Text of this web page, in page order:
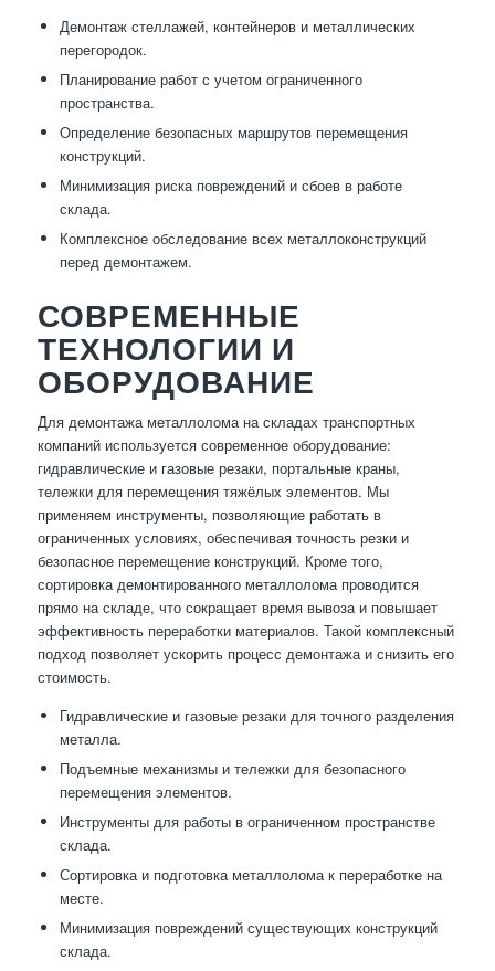
Демонтаж стеллажей, контейнеров и металлических
перегородок.
Планирование работ с учетом ограниченного
пространства.
Определение безопасных маршрутов перемещения
конструкций.
Минимизация риска повреждений и сбоев в работе
склада.
Комплексное обследование всех металлоконструкций
перед демонтажем.
СОВРЕМЕННЫЕ
ТЕХНОЛОГИИ И
ОБОРУДОВАНИЕ
Для демонтажа металлолома на складах транспортных
компаний используется современное оборудование:
гидравлические и газовые резаки, портальные краны,
тележки для перемещения тяжёлых элементов. Мы
применяем инструменты, позволяющие работать в
ограниченных условиях, обеспечивая точность резки и
безопасное перемещение конструкций. Кроме того,
сортировка демонтированного металлолома проводится
прямо на складе, что сокращает время вывоза и повышает
эффективность переработки материалов. Такой комплексный
подход позволяет ускорить процесс демонтажа и снизить его
стоимость.
Гидравлические и газовые резаки для точного разделения
металла.
Подъемные механизмы и тележки для безопасного
перемещения элементов.
Инструменты для работы в ограниченном пространстве
склада.
Сортировка и подготовка металлолома к переработке на
месте.
Минимизация повреждений существующих конструкций
склада.